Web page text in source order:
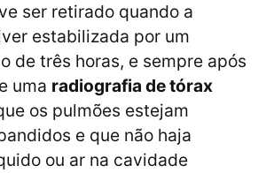
ser retirado quando a
estabilizada por um
de três horas, e sempre após
uma radiografia de tórax
os pulmões estejam
e que não haja
ou ar na cavidade